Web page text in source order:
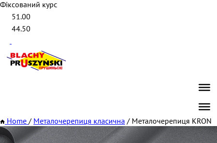
Фіксований курс
51.00
44.50
Home / Металoчерепиця класична / Металочерепиця KRON